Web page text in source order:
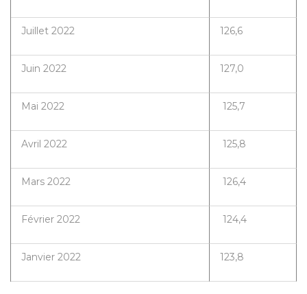
Juillet 2022 126,6
Juin 2022 127,0
Mai 2022 125,7
Avril 2022 125,8
Mars 2022 126,4
Février 2022 124,4
Janvier 2022 123,8